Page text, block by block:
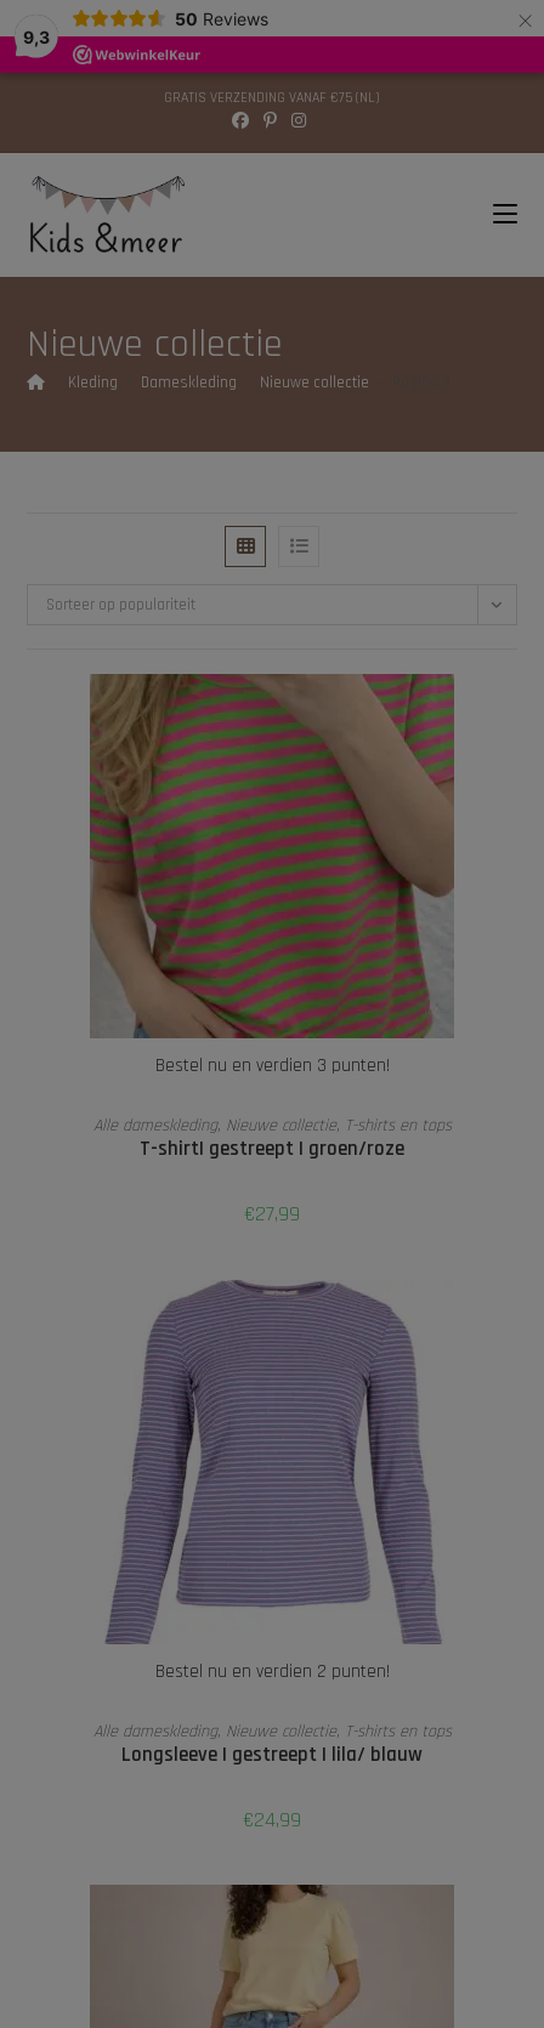
9,3
50 Reviews ×
GRATIS VERZENDING VANAF €75 (NL)
Nieuwe collectie
Kleding Dameskleding Nieuwe collectie
Sorteer op populariteit
Bestel nu en verdien 3 punten!
TOEVOEGEN AAN WINKELWAGEN
Alle dameskleding, Nieuwe collectie, T-shirts en tops
T-shirt| gestreept | groen/roze
€27,99
Bestel nu en verdien 2 punten!
TOEVOEGEN AAN WINKELWAGEN
Alle dameskleding, Nieuwe collectie, T-shirts en tops
Longsleeve | gestreept | lila/ blauw
€24,99